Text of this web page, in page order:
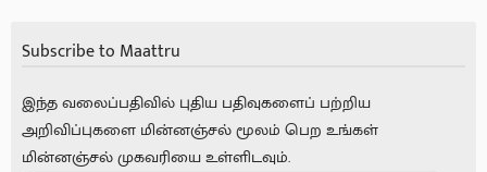
Subscribe to Maattru
இந்த வலைப்பதிவில் புதிய பதிவுகளைப் பற்றிய
அறிவிப்புகளை மின்னஞ்சல் மூலம் பெற உங்கள்
மின்னஞ்சல் முகவரியை உள்ளிடவும்.